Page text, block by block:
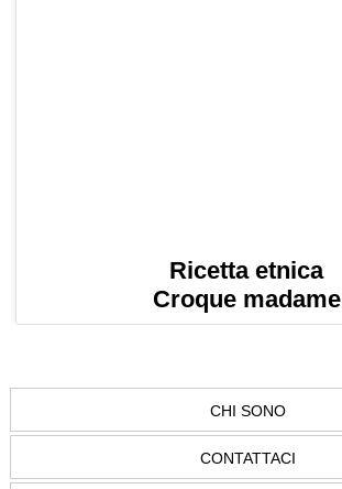
Ricetta etnica
Croque madame
CHI SONO
CONTATTACI